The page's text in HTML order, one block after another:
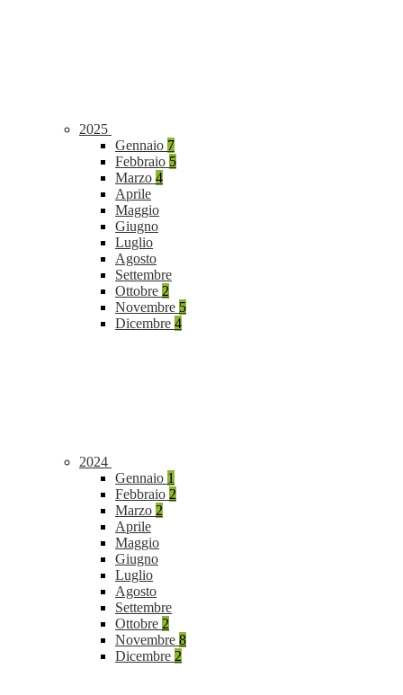
2025
Gennaio 7
Febbraio 5
Marzo 4
Aprile
Maggio
Giugno
Luglio
Agosto
Settembre
Ottobre 2
Novembre 5
Dicembre 4
2024
Gennaio 1
Febbraio 2
Marzo 2
Aprile
Maggio
Giugno
Luglio
Agosto
Settembre
Ottobre 2
Novembre 8
Dicembre 2